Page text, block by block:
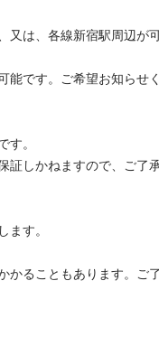
又は、各線新宿駅周辺が
能です。ご希望お知らせ
す。
証しかねますので、ご了
ます。
かることもあります。ご